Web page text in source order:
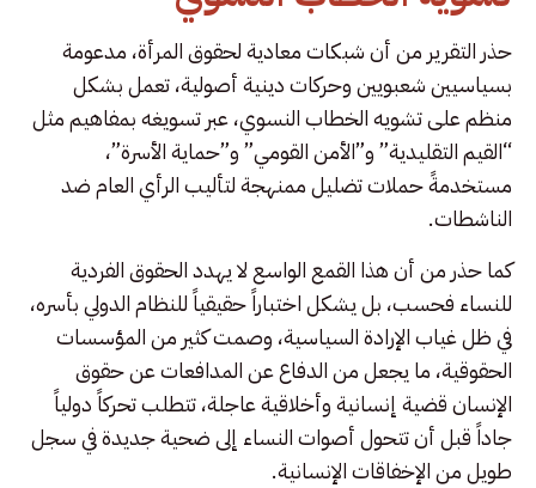
حذر التقرير من أن شبكات معادية لحقوق المرأة، مدعومة
بسياسيين شعبويين وحركات دينية أصولية، تعمل بشكل
منظم على تشويه الخطاب النسوي، عبر تسويغه بمفاهيم مثل
“القيم التقليدية” و”الأمن القومي” و”حماية الأسرة”،
مستخدمةً حملات تضليل ممنهجة لتأليب الرأي العام ضد
الناشطات.
كما حذر من أن هذا القمع الواسع لا يهدد الحقوق الفردية
للنساء فحسب، بل يشكل اختباراً حقيقياً للنظام الدولي بأسره،
في ظل غياب الإرادة السياسية، وصمت كثير من المؤسسات
الحقوقية، ما يجعل من الدفاع عن المدافعات عن حقوق
الإنسان قضية إنسانية وأخلاقية عاجلة، تتطلب تحركاً دولياً
جاداً قبل أن تتحول أصوات النساء إلى ضحية جديدة في سجل
طويل من الإخفاقات الإنسانية.